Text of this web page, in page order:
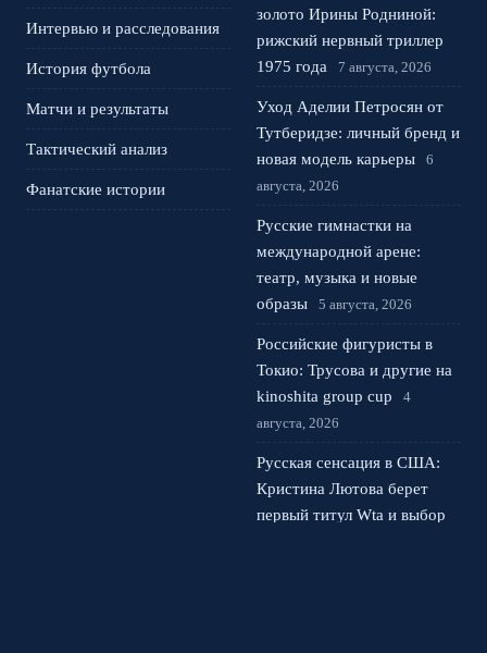
Интервью и расследования
История футбола
Матчи и результаты
Тактический анализ
Фанатские истории
золото Ирины Родниной:
рижский нервный триллер
1975 года
7 августа, 2026
Уход Аделии Петросян от
Тутберидзе: личный бренд и
новая модель карьеры
6
августа, 2026
Русские гимнастки на
международной арене:
театр, музыка и новые
образы
5 августа, 2026
Российские фигуристы в
Токио: Трусова и другие на
kinoshita group cup
4
августа, 2026
Русская сенсация в США:
Кристина Лютова берет
первый титул Wta и выбор